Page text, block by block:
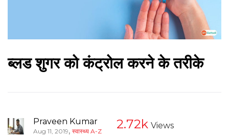
ब्लड शुगर को कंट्रोल करने के तरीके
Praveen Kumar
Aug 11, 2019, स्वास्थ्य A-Z 2.72k Views